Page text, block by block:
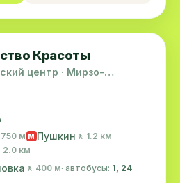
Красоты
центр · Мирзо-
750 м M Пушкин 🚶 1.2 км
2.0 км
🚶 400 м· автобусы: 1, 24